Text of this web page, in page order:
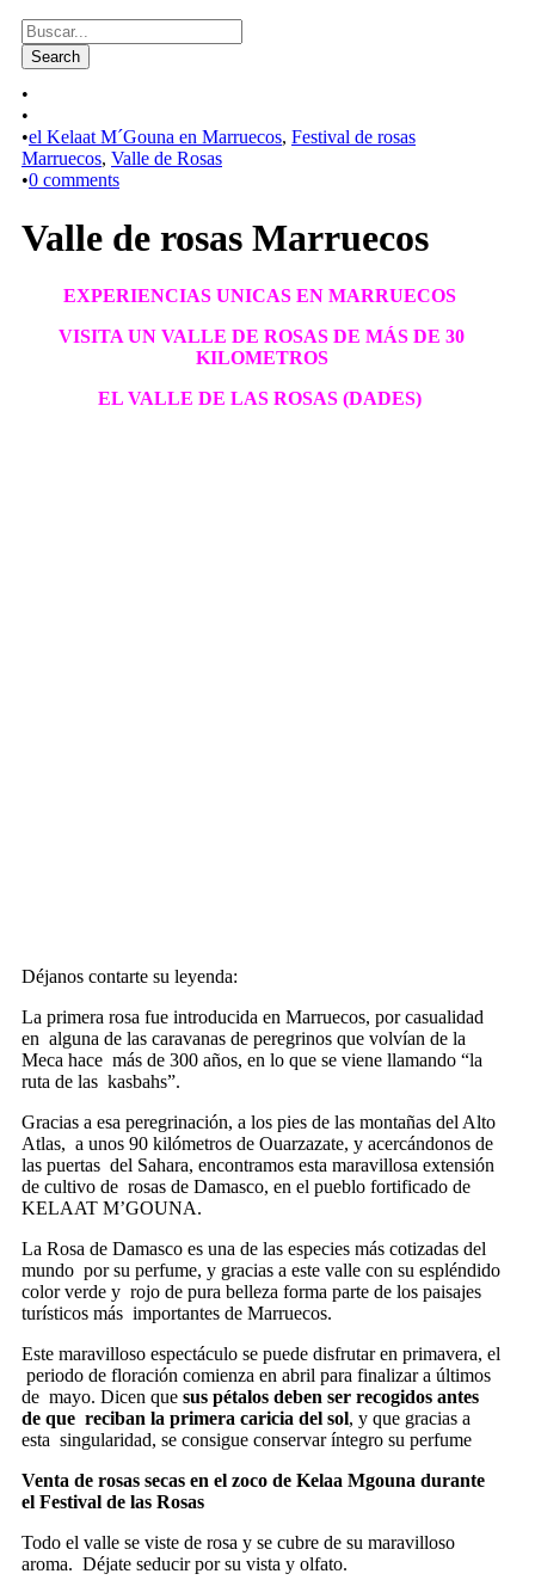
•
•
•el Kelaat M´Gouna en Marruecos, Festival de rosas
Marruecos, Valle de Rosas
•0 comments
Valle de rosas Marruecos
EXPERIENCIAS UNICAS EN MARRUECOS
VISITA UN VALLE DE ROSAS DE MÁS DE 30
KILOMETROS
EL VALLE DE LAS ROSAS (DADES)
Déjanos contarte su leyenda:
La primera rosa fue introducida en Marruecos, por casualidad
en alguna de las caravanas de peregrinos que volvían de la
Meca hace más de 300 años, en lo que se viene llamando “la
ruta de las kasbahs”.
Gracias a esa peregrinación, a los pies de las montañas del Alto
Atlas, a unos 90 kilómetros de Ouarzazate, y acercándonos de
las puertas del Sahara, encontramos esta maravillosa extensión
de cultivo de rosas de Damasco, en el pueblo fortificado de
KELAAT M’GOUNA.
La Rosa de Damasco es una de las especies más cotizadas del
mundo por su perfume, y gracias a este valle con su espléndido
color verde y rojo de pura belleza forma parte de los paisajes
turísticos más importantes de Marruecos.
Este maravilloso espectáculo se puede disfrutar en primavera, el
periodo de floración comienza en abril para finalizar a últimos
de mayo. Dicen que sus pétalos deben ser recogidos antes
de que reciban la primera caricia del sol, y que gracias a
esta singularidad, se consigue conservar íntegro su perfume
Venta de rosas secas en el zoco de Kelaa Mgouna durante
el Festival de las Rosas
Todo el valle se viste de rosa y se cubre de su maravilloso
aroma. Déjate seducir por su vista y olfato.